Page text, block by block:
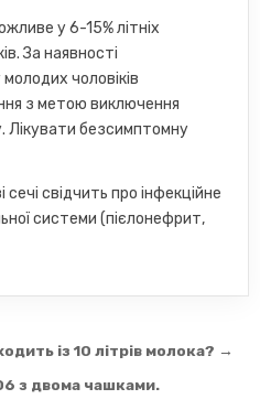
у 6-15% літніх
За наявності
чоловіків
з метою виключення
Лікувати безсимптомну
сечі свідчить про інфекційне
системи (пієлонефрит,
із 10 літрів молока? →
з двома чашками.